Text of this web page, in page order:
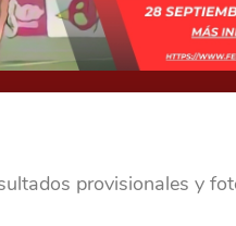
provisionales y